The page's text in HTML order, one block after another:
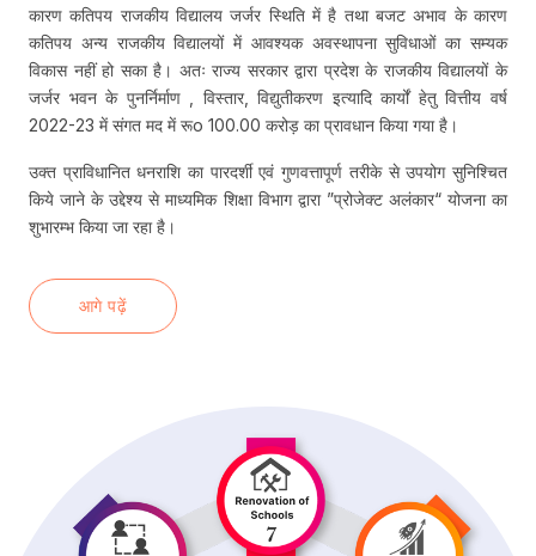
कारण कतिपय राजकीय विद्यालय जर्जर स्थिति में है तथा बजट अभाव के कारण
कतिपय अन्य राजकीय विद्यालयों में आवश्यक अवस्थापना सुविधाओं का सम्यक
विकास नहीं हो सका है। अतः राज्य सरकार द्वारा प्रदेश के राजकीय विद्यालयों के
जर्जर भवन के पुनर्निर्माण , विस्तार, विद्युतीकरण इत्यादि कार्यों हेतु वित्तीय वर्ष
2022-23 में संगत मद में रूo 100.00 करोड़ का प्रावधान किया गया है।
उक्त प्राविधानित धनराशि का पारदर्शी एवं गुणवत्तापूर्ण तरीके से उपयोग सुनिश्चित
किये जाने के उद्देश्य से माध्यमिक शिक्षा विभाग द्वारा ”प्रोजेक्ट अलंकार“ योजना का
शुभारम्भ किया जा रहा है।
आगे पढ़ें